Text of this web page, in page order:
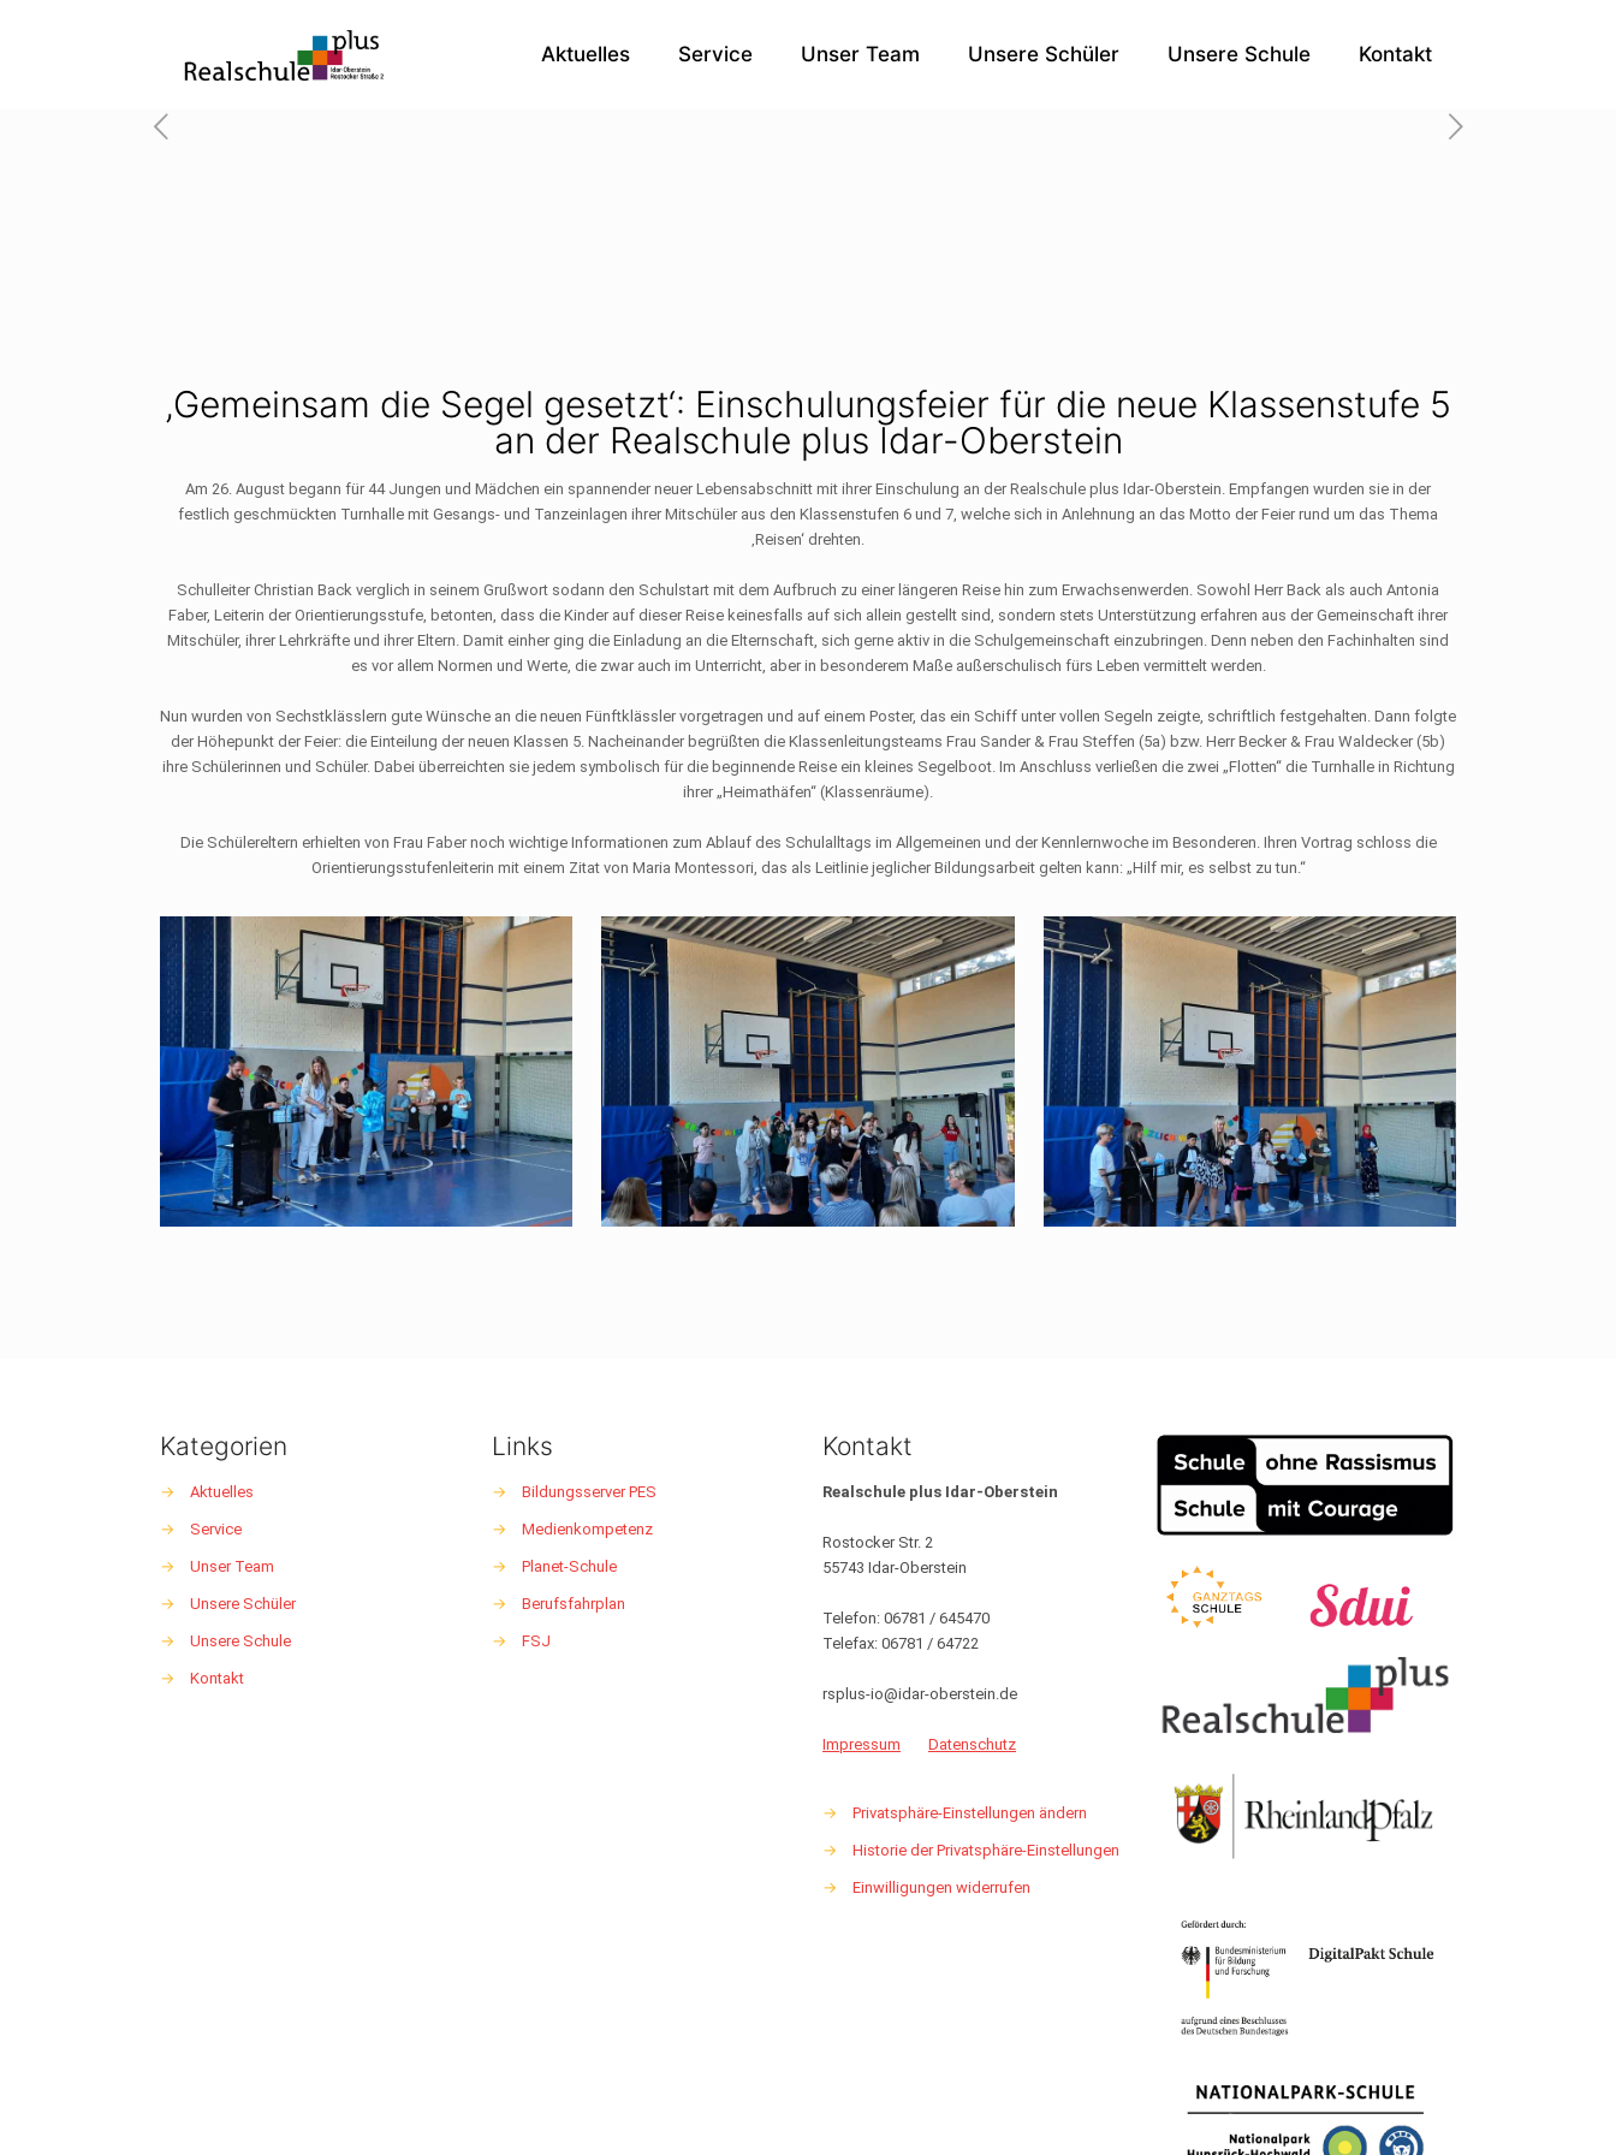
Aktuelles Service Unser Team Unsere Schüler Unsere Schule Kontakt
‚Gemeinsam die Segel gesetzt‘: Einschulungsfeier für die neue Klassenstufe 5
an der Realschule plus Idar-Oberstein
Am 26. August begann für 44 Jungen und Mädchen ein spannender neuer Lebensabschnitt mit ihrer Einschulung an der Realschule plus Idar-Oberstein. Empfangen wurden sie in der
festlich geschmückten Turnhalle mit Gesangs- und Tanzeinlagen ihrer Mitschüler aus den Klassenstufen 6 und 7, welche sich in Anlehnung an das Motto der Feier rund um das Thema
‚Reisen‘ drehten.
Schulleiter Christian Back verglich in seinem Grußwort sodann den Schulstart mit dem Aufbruch zu einer längeren Reise hin zum Erwachsenwerden. Sowohl Herr Back als auch Antonia
Faber, Leiterin der Orientierungsstufe, betonten, dass die Kinder auf dieser Reise keinesfalls auf sich allein gestellt sind, sondern stets Unterstützung erfahren aus der Gemeinschaft ihrer
Mitschüler, ihrer Lehrkräfte und ihrer Eltern. Damit einher ging die Einladung an die Elternschaft, sich gerne aktiv in die Schulgemeinschaft einzubringen. Denn neben den Fachinhalten sind
es vor allem Normen und Werte, die zwar auch im Unterricht, aber in besonderem Maße außerschulisch fürs Leben vermittelt werden.
Nun wurden von Sechstklässlern gute Wünsche an die neuen Fünftklässler vorgetragen und auf einem Poster, das ein Schiff unter vollen Segeln zeigte, schriftlich festgehalten. Dann folgte
der Höhepunkt der Feier: die Einteilung der neuen Klassen 5. Nacheinander begrüßten die Klassenleitungsteams Frau Sander & Frau Steffen (5a) bzw. Herr Becker & Frau Waldecker (5b)
ihre Schülerinnen und Schüler. Dabei überreichten sie jedem symbolisch für die beginnende Reise ein kleines Segelboot. Im Anschluss verließen die zwei „Flotten“ die Turnhalle in Richtung
ihrer „Heimathäfen“ (Klassenräume).
Die Schülereltern erhielten von Frau Faber noch wichtige Informationen zum Ablauf des Schulalltags im Allgemeinen und der Kennlernwoche im Besonderen. Ihren Vortrag schloss die
Orientierungsstufenleiterin mit einem Zitat von Maria Montessori, das als Leitlinie jeglicher Bildungsarbeit gelten kann: „Hilf mir, es selbst zu tun.“
Kategorien
→ Aktuelles
→ Service
→ Unser Team
→ Unsere Schüler
→ Unsere Schule
→ Kontakt
Links
→ Bildungsserver PES
→ Medienkompetenz
→ Planet-Schule
→ Berufsfahrplan
→ FSJ
Kontakt
Realschule plus Idar-Oberstein
Rostocker Str. 2
55743 Idar-Oberstein
Telefon: 06781 / 645470
Telefax: 06781 / 64722
rsplus-io@idar-oberstein.de
Impressum Datenschutz
→ Privatsphäre-Einstellungen ändern
→ Historie der Privatsphäre-Einstellungen
→ Einwilligungen widerrufen